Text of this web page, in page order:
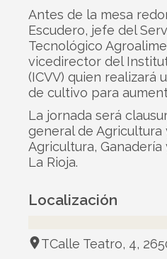
Antes de la mesa
Escudero, jefe del
Tecnológico
vicedirector del
(ICVV) quien realizará
de cultivo para
La jornada será
general de Agricultura
Agricultura,
La Rioja.
Localización
TCalle Teatro, 4,